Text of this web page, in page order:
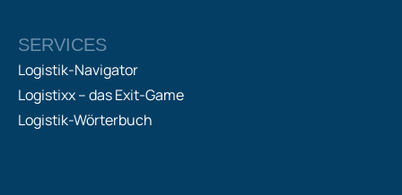
SERVICES
Logistik-Navigator
Logistixx – das Exit-Game
Logistik-Wörterbuch